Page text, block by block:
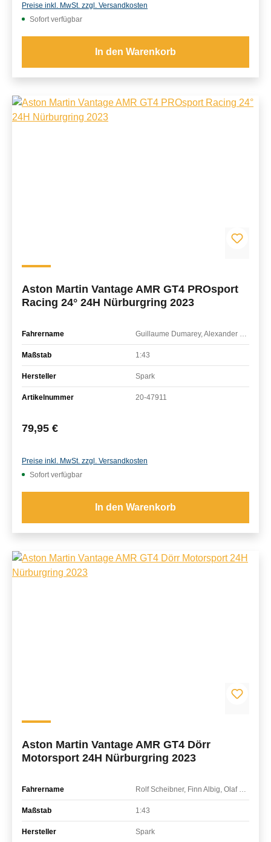
Preise inkl. MwSt. zzgl. Versandkosten
Sofort verfügbar
In den Warenkorb
Aston Martin Vantage AMR GT4 PROsport
Racing 24° 24H Nürburgring 2023
Fahrername
Maßstab 1:43
Hersteller Spark
Artikelnummer 20-47911
Regulärer Preis:
79,95 €
Preise inkl. MwSt. zzgl. Versandkosten
Sofort verfügbar
In den Warenkorb
Aston Martin Vantage AMR GT4 Dörr
Motorsport 24H Nürburgring 2023
Fahrername
Maßstab 1:43
Hersteller Spark